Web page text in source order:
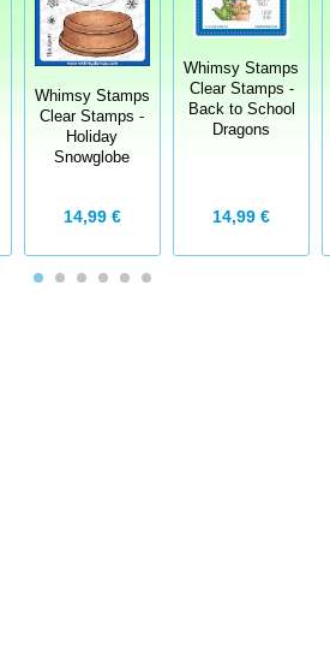
Whimsy Stamps
Clear Stamps -
Holiday
Snowglobe
14,99 €
Whimsy Stamps
Clear Stamps -
Back to School
Dragons
14,99 €